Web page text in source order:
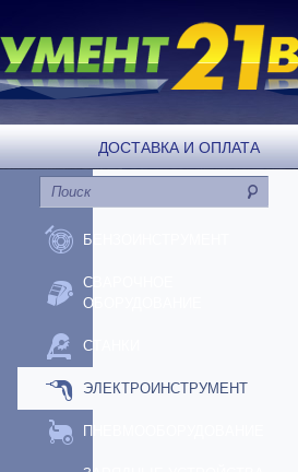
ДОСТАВКА И ОПЛАТА
БЕНЗОИНСТРУМЕНТ
СВАРОЧНОЕ
ОБОРУДОВАНИЕ
СТАНКИ
ЭЛЕКТРОИНСТРУМЕНТ
ПНЕВМООБОРУДОВАНИЕ